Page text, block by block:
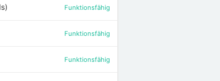
Funktionsfähig
Funktionsfähig
Funktionsfähig